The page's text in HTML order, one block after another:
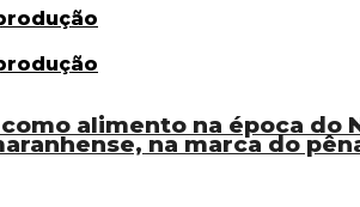
na marca do
alimento na época do